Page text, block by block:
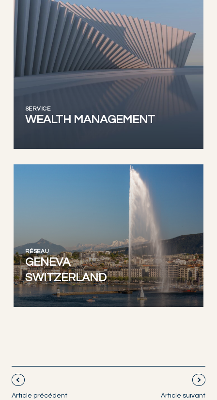
SERVICE
WEALTH MANAGEMENT
RÉSEAU
GENEVA
SWITZERLAND
Article précédent
Article suivant